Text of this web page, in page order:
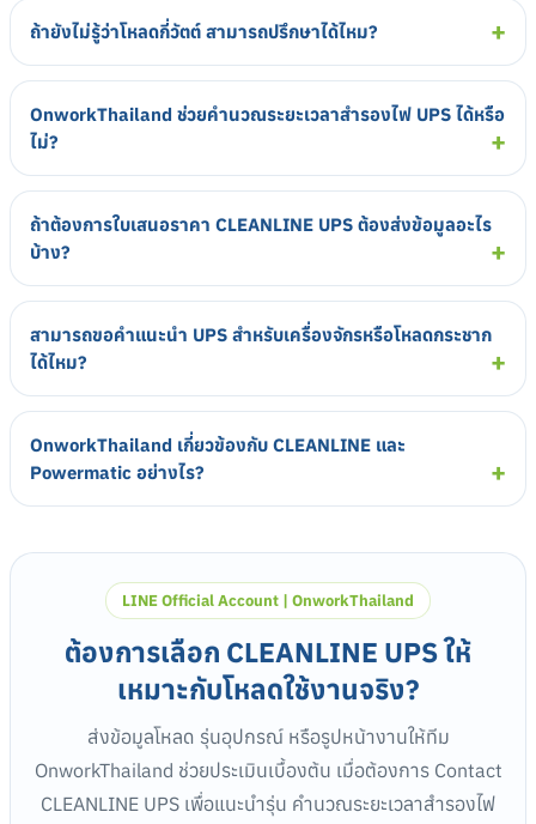
ถ้ายังไม่รู้ว่าโหลดกี่วัตต์ สามารถปรึกษาได้ไหม?
OnworkThailand ช่วยคำนวณระยะเวลาสำรองไฟ UPS ได้หรือ
ไม่?
ถ้าต้องการใบเสนอราคา CLEANLINE UPS ต้องส่งข้อมูลอะไร
บ้าง?
สามารถขอคำแนะนำ UPS สำหรับเครื่องจักรหรือโหลดกระชาก
ได้ไหม?
OnworkThailand เกี่ยวข้องกับ CLEANLINE และ
Powermatic อย่างไร?
LINE Official Account | OnworkThailand
ต้องการเลือก CLEANLINE UPS ให้
เหมาะกับโหลดใช้งานจริง?
ส่งข้อมูลโหลด รุ่นอุปกรณ์ หรือรูปหน้างานให้ทีม
OnworkThailand ช่วยประเมินเบื้องต้น เมื่อต้องการ Contact
CLEANLINE UPS เพื่อแนะนำรุ่น คำนวณระยะเวลาสำรองไฟ